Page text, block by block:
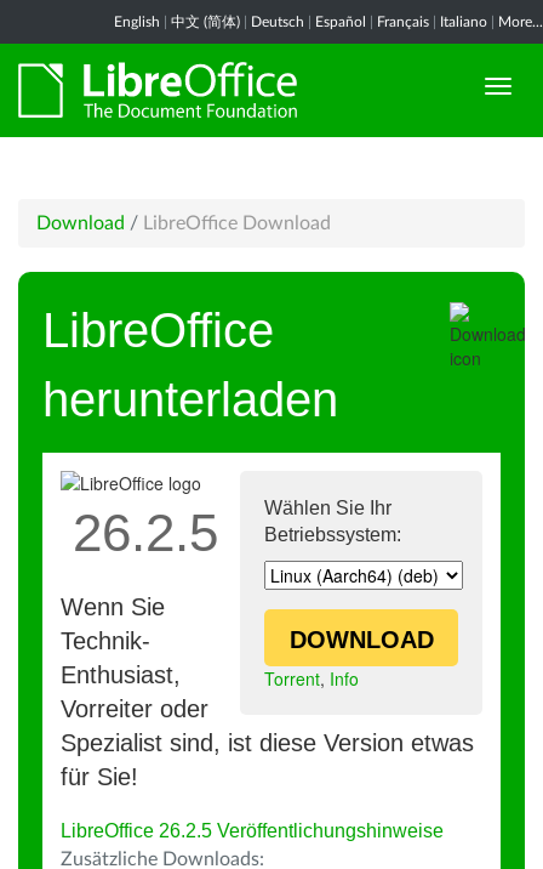
English 中文 (简体) Deutsch Español Français Italiano More...
Download / LibreOffice Download
LibreOffice
herunterladen
Wählen Sie Ihr
Betriebssystem:
DOWNLOAD
Torrent, Info
26.2.5
Wenn Sie
Technik-
Enthusiast,
Vorreiter oder
Spezialist sind, ist diese Version etwas
für Sie!
LibreOffice 26.2.5 Veröffentlichungshinweise
Zusätzliche Downloads: